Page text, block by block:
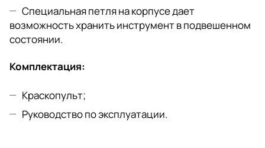
Специальная петля на корпусе дает
возможность хранить инструмент в подвешенном
состоянии.
Комплектация:
Краскопульт;
Руководство по эксплуатации.